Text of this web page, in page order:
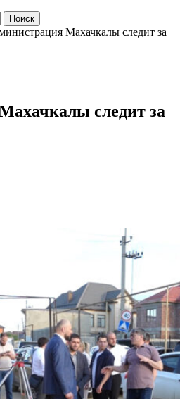
Махачкалы следит за
следит за